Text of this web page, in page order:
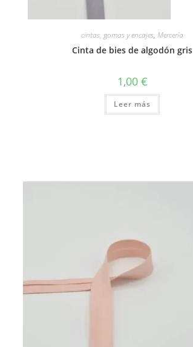
cintas, gomas y encajes,Mercería
Cinta de bies de algodón gris
1,00 €
Leer más